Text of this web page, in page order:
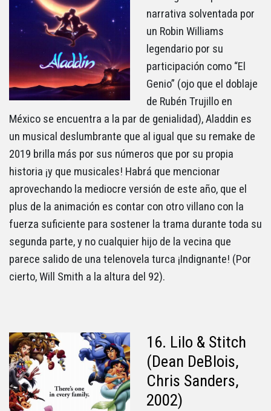
narrativa solventada por
un Robin Williams
legendario por su
participación como “El
Genio” (ojo que el doblaje
de Rubén Trujillo en
México se encuentra a la par de genialidad), Aladdin es
un musical deslumbrante que al igual que su remake de
2019 brilla más por sus números que por su propia
historia ¡y que musicales! Habrá que mencionar
aprovechando la mediocre versión de este año, que el
plus de la animación es contar con otro villano con la
fuerza suficiente para sostener la trama durante toda su
segunda parte, y no cualquier hijo de la vecina que
parece salido de una telenovela turca ¡Indignante! (Por
cierto, Will Smith a la altura del 92).
16. Lilo & Stitch
(Dean DeBlois,
Chris Sanders,
2002)